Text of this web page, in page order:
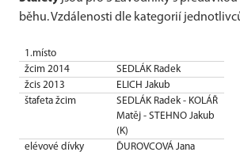
běhu. Vzdálenosti dle kategorií
1.místo
žcim 2014
SEDLÁK Radek
žcis 2013
ELICH Jakub
štafeta žcim
SEDLÁK Radek - KOLÁŘ
Matěj - STEHNO Jakub
(K)
elévové dívky
ĎUROVCOVÁ Jana